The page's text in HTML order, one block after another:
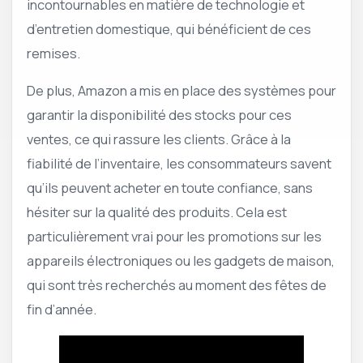
incontournables en matière de technologie et
d’entretien domestique, qui bénéficient de ces
remises.
De plus, Amazon a mis en place des systèmes pour
garantir la disponibilité des stocks pour ces
ventes, ce qui rassure les clients. Grâce à la
fiabilité de l’inventaire, les consommateurs savent
qu’ils peuvent acheter en toute confiance, sans
hésiter sur la qualité des produits. Cela est
particulièrement vrai pour les promotions sur les
appareils électroniques ou les gadgets de maison,
qui sont très recherchés au moment des fêtes de
fin d’année.